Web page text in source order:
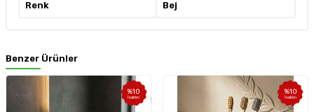
Renk Bej
Benzer Ürünler
%10
İndirim
%10
İndirim